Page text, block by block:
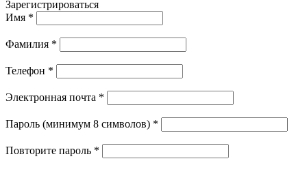
Зарегистрироваться
Имя *
Фамилия *
Телефон *
Электронная почта *
Пароль (минимум 8 символов) *
Повторите пароль *